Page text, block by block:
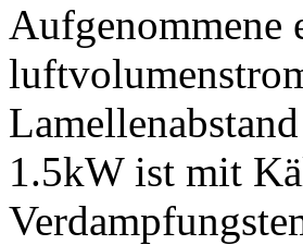
Aufgenommene
1.5kW ist mit